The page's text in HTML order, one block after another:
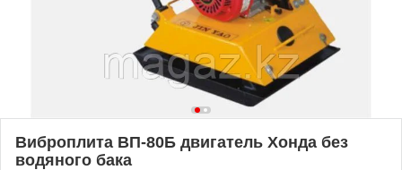
Виброплита ВП-80Б двигатель Хонда без
водяного бака